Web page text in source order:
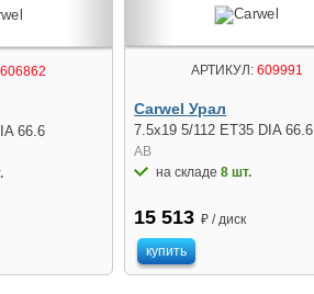
606862
66.6
АРТИКУЛ: 609991
Carwel Урал
7.5x19 5/112 ET35 DIA 66.6
AB
на складе8 шт.
15 513 ₽ / диск
купить